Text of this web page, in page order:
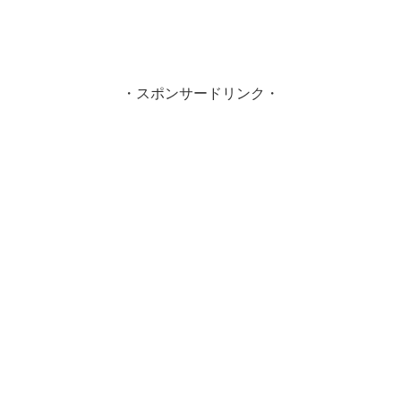
・スポンサードリンク・